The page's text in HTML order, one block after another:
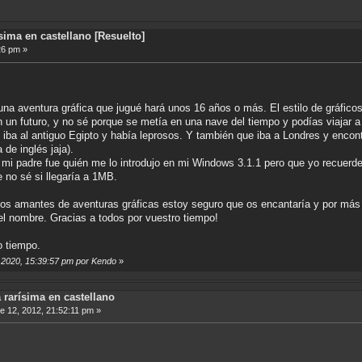
en castellano [Resuelto]
pm »
aventura gráfica que jugué hará unos 16 años o más. El estilo de
un futuro, y no sé porque se metía en una nave del tiempo y podías viajar
al antiguo Egipto y había leprosos. Y también que iba a Londres y
inglés jaja).
padre fue quién me lo introdujo en mi Windows 3.1.1 pero que yo
no sé si llegaría a 1MB.
amantes de aventuras gráficas estoy seguro que os encantaría y por
nombre. Gracias a todos por vuestro tiempo!
tiempo.
15:39:57 pm por Kendo »
rarísima en castellano
12, 2012, 21:52:11 pm »